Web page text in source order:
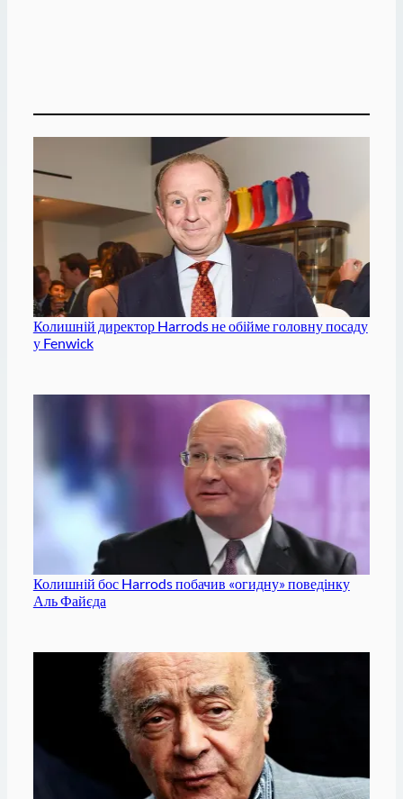
Колишній директор Harrods не обійме головну посаду
у Fenwick
Колишній бос Harrods побачив «огидну» поведінку
Аль Файєда